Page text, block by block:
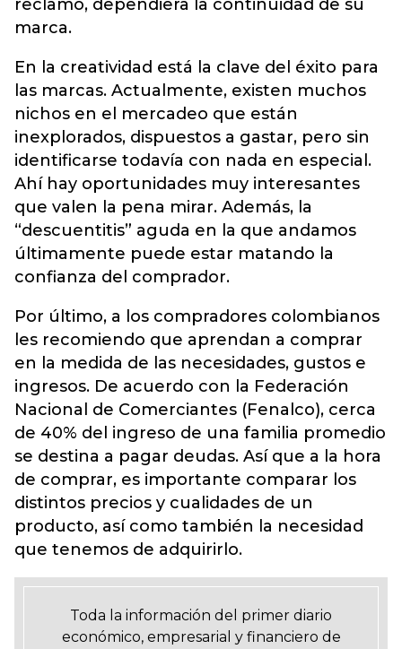
reclamo, dependiera la continuidad de su
marca.
En la creatividad está la clave del éxito para
las marcas. Actualmente, existen muchos
nichos en el mercadeo que están
inexplorados, dispuestos a gastar, pero sin
identificarse todavía con nada en especial.
Ahí hay oportunidades muy interesantes
que valen la pena mirar. Además, la
“descuentitis” aguda en la que andamos
últimamente puede estar matando la
confianza del comprador.
Por último, a los compradores colombianos
les recomiendo que aprendan a comprar
en la medida de las necesidades, gustos e
ingresos. De acuerdo con la Federación
Nacional de Comerciantes (Fenalco), cerca
de 40% del ingreso de una familia promedio
se destina a pagar deudas. Así que a la hora
de comprar, es importante comparar los
distintos precios y cualidades de un
producto, así como también la necesidad
que tenemos de adquirirlo.
Toda la información del primer diario
económico, empresarial y financiero de